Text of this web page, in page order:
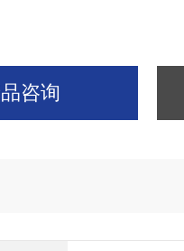
咨询